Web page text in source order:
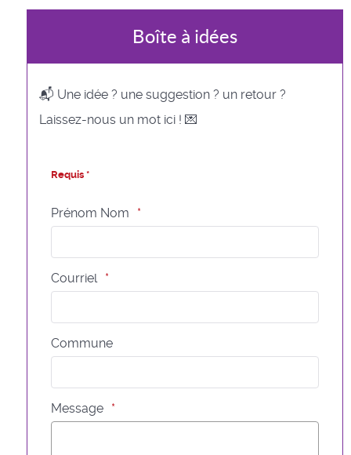
Boîte à idées
📬 Une idée ? une suggestion ? un retour ?
Laissez-nous un mot ici ! 💌
Requis *
Prénom Nom
Courriel
Commune
Message